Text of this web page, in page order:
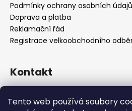
Tento web používá soubory
Podmínky ochrany osobních údajů
Doprava a platba
Reklamační řád
Registrace velkoobchodního
Kontakt
+420222744000